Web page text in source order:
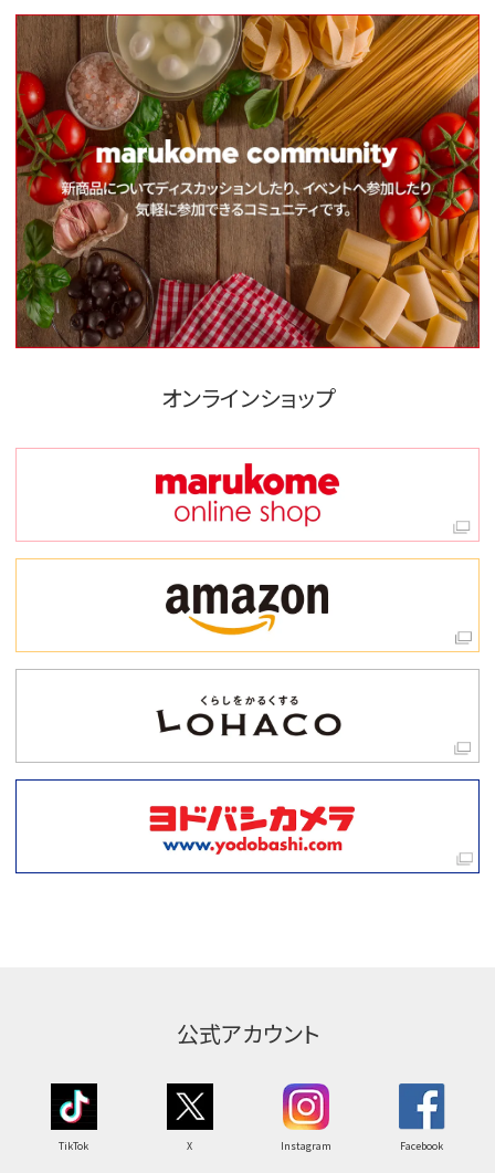
オンラインショップ
公式アカウント
TikTok X Instagram Facebook